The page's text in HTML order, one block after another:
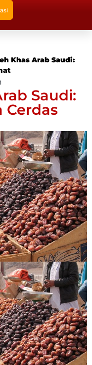
Khas Arab Saudi:
Saudi:
Cerdas